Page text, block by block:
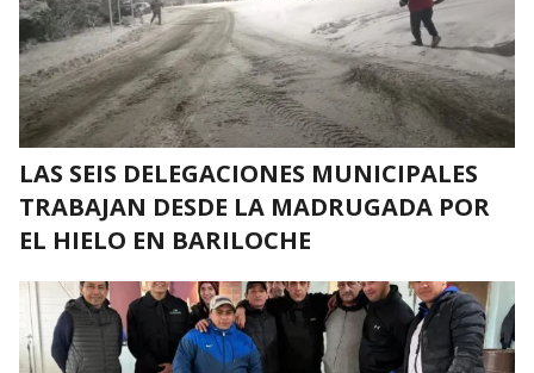
LAS SEIS DELEGACIONES MUNICIPALES
TRABAJAN DESDE LA MADRUGADA POR
EL HIELO EN BARILOCHE